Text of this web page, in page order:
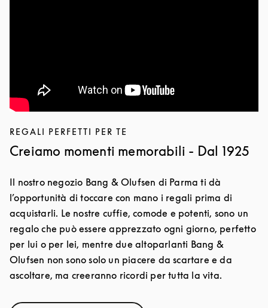
REGALI PERFETTI PER TE
Creiamo momenti memorabili - Dal 1925
Il nostro negozio Bang & Olufsen di Parma ti dà
l’opportunità di toccare con mano i regali prima di
acquistarli. Le nostre cuffie, comode e potenti, sono un
regalo che può essere apprezzato ogni giorno, perfetto
per lui o per lei, mentre due altoparlanti Bang &
Olufsen non sono solo un piacere da scartare e da
ascoltare, ma creeranno ricordi per tutta la vita.